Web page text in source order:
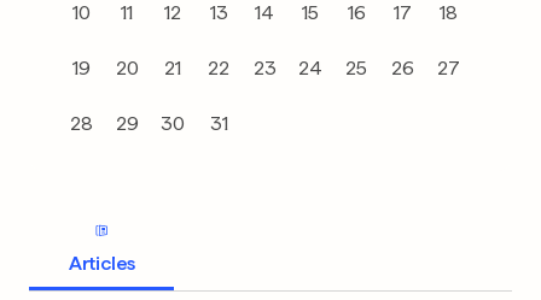
10 11 12 13 14 15 16 17 18
19 20 21 22 23 24 25 26 27
28 29 30 31
Articles